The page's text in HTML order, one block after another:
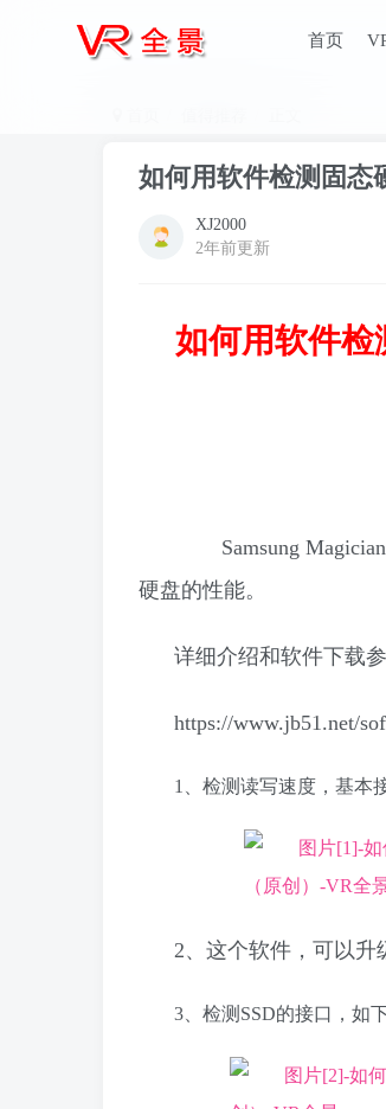
首页
如何用软件检测固态
XJ2000
2年前更新
如何用软件检
Samsung Magician
硬盘的性能。
详细介绍和软件下载参
https://www.jb51.net/
1、检测读写速度，基本
2、这个软件，可以升
3、检测SSD的接口，如